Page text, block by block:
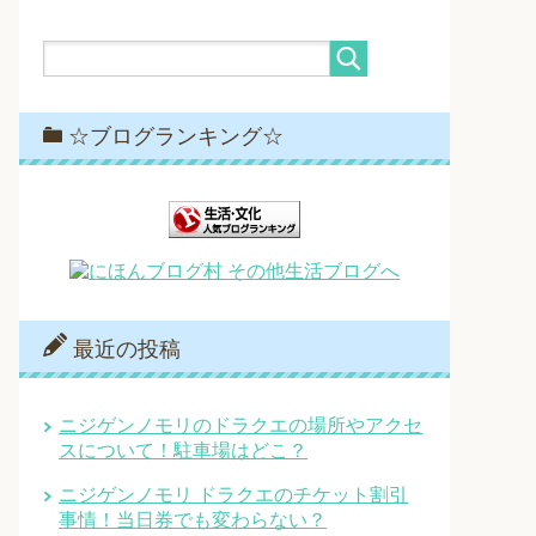
☆ブログランキング☆
最近の投稿
ニジゲンノモリのドラクエの場所やアクセ
スについて！駐車場はどこ？
ニジゲンノモリ ドラクエのチケット割引
事情！当日券でも変わらない？